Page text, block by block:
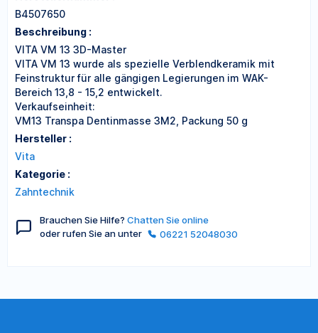
B4507650
Beschreibung :
VITA VM 13 3D-Master
VITA VM 13 wurde als spezielle Verblendkeramik mit
Feinstruktur für alle gängigen Legierungen im WAK-
Bereich 13,8 - 15,2 entwickelt.
Verkaufseinheit:
VM13 Transpa Dentinmasse 3M2, Packung 50 g
Hersteller :
Vita
Kategorie :
Zahntechnik
Brauchen Sie Hilfe? Chatten Sie online
oder rufen Sie an unter
06221 52048030